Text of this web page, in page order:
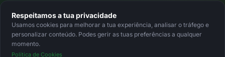
Devoluções
Minha Conta
Respeitamos a tua privacidade
Usamos cookies para melhorar a tua experiência, analisar o tráfego e
personalizar conteúdo. Podes gerir as tuas preferências a qualquer
momento.
Política de Cookies